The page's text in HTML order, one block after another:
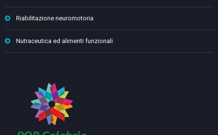
Riabilitazione neuromotoria
Nutraceutica ed alimenti funzionali